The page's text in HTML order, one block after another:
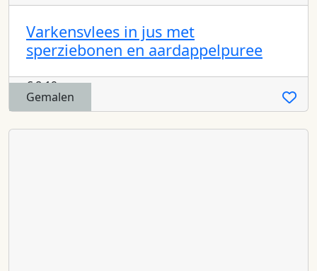
Gemalen
Varkensvlees in jus met
sperziebonen en aardappelpuree
€8,19